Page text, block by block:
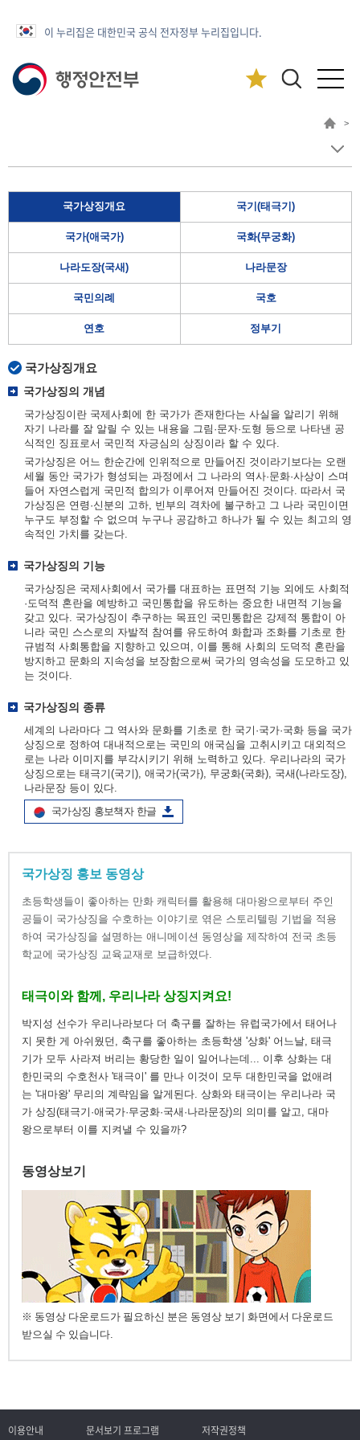
이 누리집은 대한민국 공식 전자정부 누리집입니다.
>
국가상징개요 국기(태극기)
국가(애국가) 국화(무궁화)
나라도장(국새) 나라문장
국민의례 국호
연호 정부기
국가상징개요
국가상징의 개념
국가상징이란 국제사회에 한 국가가 존재한다는 사실을 알리기 위해
자기 나라를 잘 알릴 수 있는 내용을 그림·문자·도형 등으로 나타낸 공
식적인 징표로서 국민적 자긍심의 상징이라 할 수 있다.
국가상징은 어느 한순간에 인위적으로 만들어진 것이라기보다는 오랜
세월 동안 국가가 형성되는 과정에서 그 나라의 역사·문화·사상이 스며
들어 자연스럽게 국민적 합의가 이루어져 만들어진 것이다. 따라서 국
가상징은 연령·신분의 고하, 빈부의 격차에 불구하고 그 나라 국민이면
누구도 부정할 수 없으며 누구나 공감하고 하나가 될 수 있는 최고의 영
속적인 가치를 갖는다.
국가상징의 기능
국가상징은 국제사회에서 국가를 대표하는 표면적 기능 외에도 사회적
·도덕적 혼란을 예방하고 국민통합을 유도하는 중요한 내면적 기능을
갖고 있다. 국가상징이 추구하는 목표인 국민통합은 강제적 통합이 아
니라 국민 스스로의 자발적 참여를 유도하여 화합과 조화를 기초로 한
규범적 사회통합을 지향하고 있으며, 이를 통해 사회의 도덕적 혼란을
방지하고 문화의 지속성을 보장함으로써 국가의 영속성을 도모하고 있
는 것이다.
국가상징의 종류
세계의 나라마다 그 역사와 문화를 기초로 한 국기·국가·국화 등을 국가
상징으로 정하여 대내적으로는 국민의 애국심을 고취시키고 대외적으
로는 나라 이미지를 부각시키기 위해 노력하고 있다. 우리나라의 국가
상징으로는 태극기(국기), 애국가(국가), 무궁화(국화), 국새(나라도장),
나라문장 등이 있다.
국가상징 홍보책자 한글
국가상징 홍보 동영상
초등학생들이 좋아하는 만화 캐릭터를 활용해 대마왕으로부터 주인
공들이 국가상징을 수호하는 이야기로 엮은 스토리텔링 기법을 적용
하여 국가상징을 설명하는 애니메이션 동영상을 제작하여 전국 초등
학교에 국가상징 교육교재로 보급하였다.
태극이와 함께, 우리나라 상징지켜요!
박지성 선수가 우리나라보다 더 축구를 잘하는 유럽국가에서 태어나
지 못한 게 아쉬웠던, 축구를 좋아하는 초등학생 '상화' 어느날, 태극
기가 모두 사라져 버리는 황당한 일이 일어나는데... 이후 상화는 대
한민국의 수호천사 '태극이' 를 만나 이것이 모두 대한민국을 없애려
는 '대마왕' 무리의 계략임을 알게된다. 상화와 태극이는 우리나라 국
가 상징(태극기·애국가·무궁화·국새·나라문장)의 의미를 알고, 대마
왕으로부터 이를 지켜낼 수 있을까?
동영상보기
※ 동영상 다운로드가 필요하신 분은 동영상 보기 화면에서 다운로드
받으실 수 있습니다.
이용안내 문서보기 프로그램 저작권정책